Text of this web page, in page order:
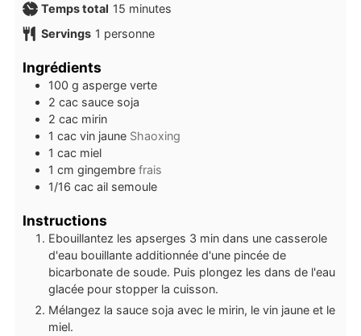
Temps total 15 minutes
minutes
Servings 1 personne
Ingrédients
100 g asperge verte
2 cac sauce soja
2 cac mirin
1 cac vin jaune Shaoxing
1 cac miel
1 cm gingembre frais
1/16 cac ail semoule
Instructions
Ebouillantez les apserges 3 min dans une casserole
d'eau bouillante additionnée d'une pincée de
bicarbonate de soude. Puis plongez les dans de l'eau
glacée pour stopper la cuisson.
Mélangez la sauce soja avec le mirin, le vin jaune et le
miel.